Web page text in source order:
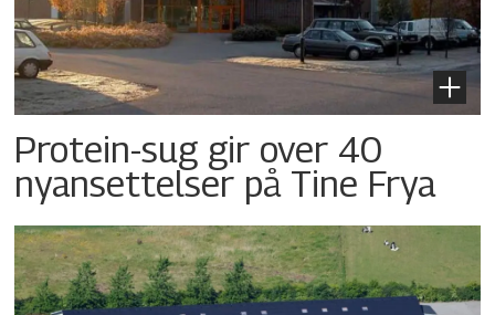
Protein-sug gir over 40
nyansettelser på Tine Frya